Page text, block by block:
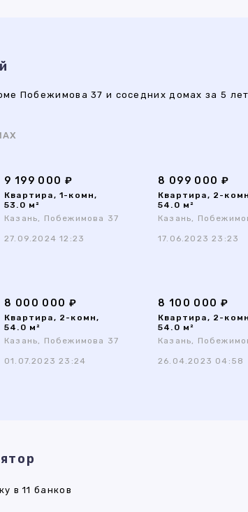
Побежимова 37 и соседних домах за 5
9 199 000 ₽
Квартира, 1-комн,
53.0 м²
Казань, Побежимова 37
27.09.2024 12:23
8 099 000 ₽
Квартира, 2-
54.0 м²
Казань,
17.06.2023 23:23
8 000 000 ₽
Квартира, 2-комн,
54.0 м²
Казань, Побежимова 37
01.07.2023 23:24
8 100 000 ₽
Квартира, 2-
54.0 м²
Казань,
26.04.2023 04:58
в 11 банков